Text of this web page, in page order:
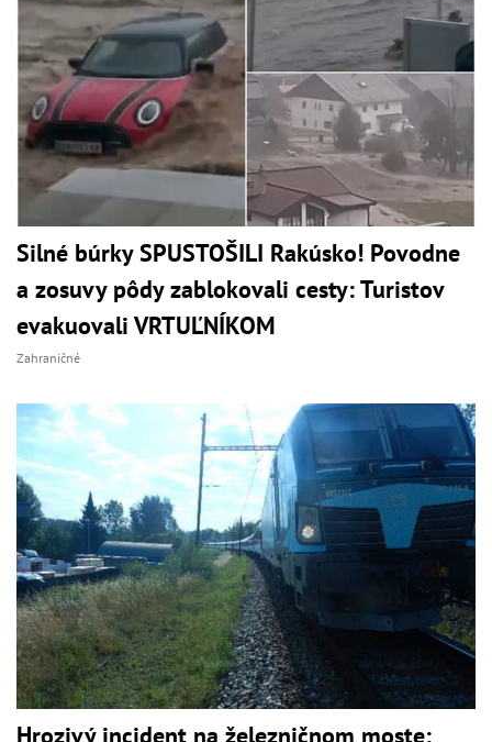
Silné búrky SPUSTOŠILI Rakúsko! Povodne
a zosuvy pôdy zablokovali cesty: Turistov
evakuovali VRTUĽNÍKOM
Zahraničné
Hrozivý incident na železničnom moste: